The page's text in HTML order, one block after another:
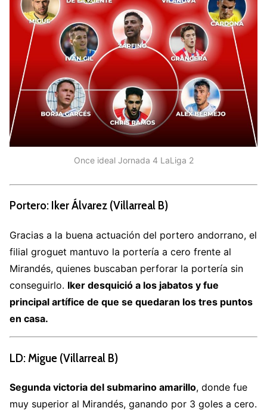
Once ideal Jornada 4 LaLiga 2
Portero: Iker Álvarez (Villarreal B)
Gracias a la buena actuación del portero andorrano, el
filial groguet mantuvo la portería a cero frente al
Mirandés, quienes buscaban perforar la portería sin
conseguirlo. Iker desquició a los jabatos y fue
principal artífice de que se quedaran los tres puntos
en casa.
LD: Migue (Villarreal B)
Segunda victoria del submarino amarillo, donde fue
muy superior al Mirandés, ganando por 3 goles a cero.